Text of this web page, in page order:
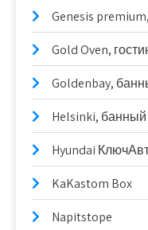
Genesis
Gold Oven,
Goldenbay,
Helsinki,
Hyundai
KaKastom Box
Napitstope